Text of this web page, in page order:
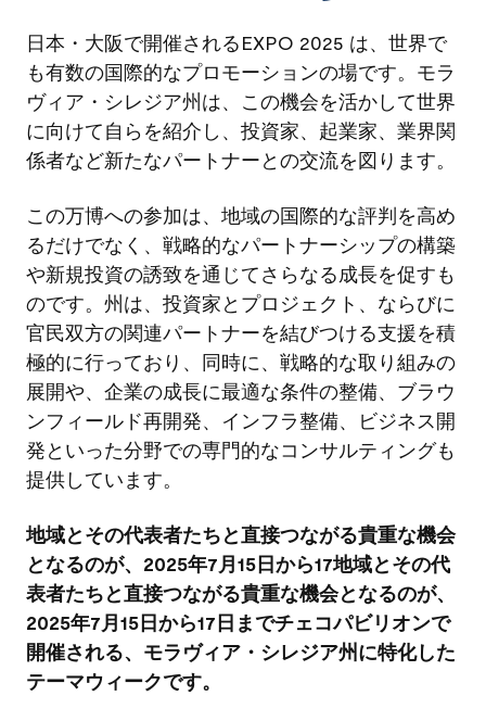
日本・大阪で開催されるEXPO 2025 は、世界で
も有数の国際的なプロモーションの場です。モラ
ヴィア・シレジア州は、この機会を活かして世界
に向けて自らを紹介し、投資家、起業家、業界関
係者など新たなパートナーとの交流を図ります。
この万博への参加は、地域の国際的な評判を高め
るだけでなく、戦略的なパートナーシップの構築
や新規投資の誘致を通じてさらなる成長を促すも
のです。州は、投資家とプロジェクト、ならびに
官民双方の関連パートナーを結びつける支援を積
極的に行っており、同時に、戦略的な取り組みの
展開や、企業の成長に最適な条件の整備、ブラウ
ンフィールド再開発、インフラ整備、ビジネス開
発といった分野での専門的なコンサルティングも
提供しています。
地域とその代表者たちと直接つながる貴重な機会
となるのが、2025年7月15日から17地域とその代
表者たちと直接つながる貴重な機会となるのが、
2025年7月15日から17日までチェコパビリオンで
開催される、モラヴィア・シレジア州に特化した
テーマウィークです。